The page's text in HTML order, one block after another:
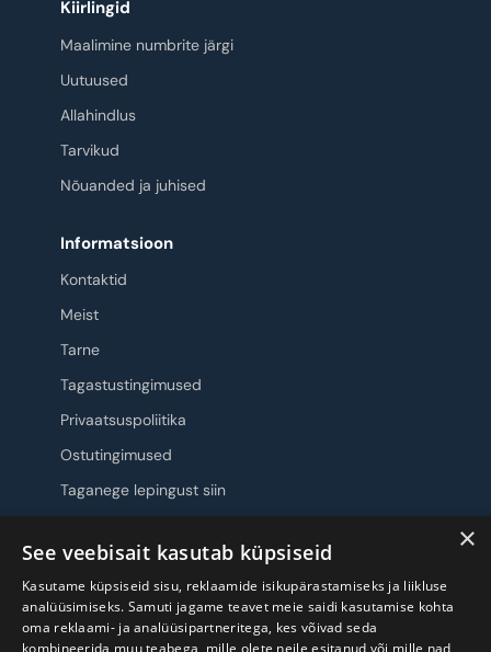
Kiirlingid
Maalimine numbrite järgi
Uutuused
Allahindlus
Tarvikud
Nõuanded ja juhised
Informatsioon
Kontaktid
Meist
Tarne
Tagastustingimused
Privaatsuspoliitika
Ostutingimused
Taganege lepingust siin
Jälgi meid ×
See veebisait kasutab küpsiseid
Kasutame küpsiseid sisu, reklaamide isikupärastamiseks ja liikluse
analüüsimiseks. Samuti jagame teavet meie saidi kasutamise kohta
oma reklaami- ja analüüsipartneritega, kes võivad seda
kombineerida muu teabega, mille olete neile esitanud või mille nad